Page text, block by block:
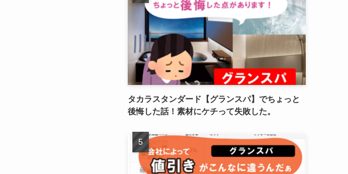
タカラスタンダード【グランスパ】でちょっと
後悔した話！素材にケチって失敗した。